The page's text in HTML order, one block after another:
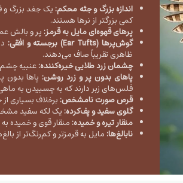
اندازه بزرگ و جثه محکم:
کمی بزرگتر از نرها هستند.
پرهای قهوه‌ای مایل به قرمز: پر و بالش
گوش‌پرها (Ear Tufts) برجسته و افقی:
ظاهری تقریباً صاف می‌دهند.
چشمان زرد طلایی خیره‌کننده:عنبیه
پاهای بدون پر و زرد روشن: پاها
فلس‌های زبر دارند که به چسبیدن به
قرص صورت نامشخص: برخلاف بسیاری
گلوی سفید و پف‌کرده: یک لکه سفید
منقار تیره و خمیده: منقار قوی و خمیده
نابالغ‌ها: مایل به قرمزتر و کم‌رنگ‌تر از